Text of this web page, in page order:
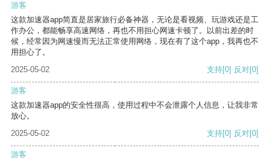
游客
这款加速器app简直是居家旅行必备神器，无论是看视频、玩游戏还是工
作办公，都能畅享高速网络，再也不用担心网速卡顿了。以前出差的时
候，经常因为网速慢而无法正常使用网络，现在有了这个app，我再也不
用担心了。
2025-05-02
支持[0] 反对[0]
游客
这款加速器app的安全性很高，使用过程中不会泄露个人信息，让我非常
放心。
2025-05-02
支持[0] 反对[0]
游客